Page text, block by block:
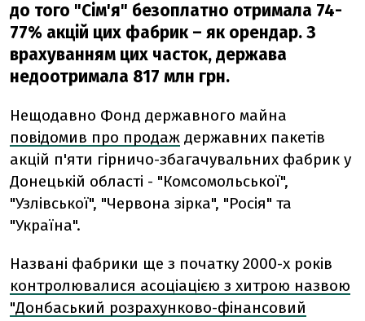
до того "Сім'я" безоплатно отримала 74-
77% акцій цих фабрик – як орендар. З
врахуванням цих часток, держава
недоотримала 817 млн грн.
Нещодавно Фонд державного майна
повідомив про продаж державних пакетів
акцій п'яти гірничо-збагачувальних фабрик у
Донецькій області - "Комсомольської",
"Узлівської", "Червона зірка", "Росія" та
"Україна".
Названі фабрики ще з початку 2000-х років
контролювалися асоціацією з хитрою назвою
"Донбаський розрахунково-фінансовий